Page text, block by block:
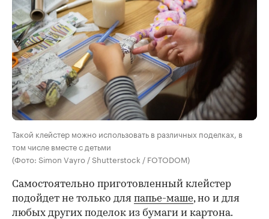
Такой клейстер можно использовать в различных поделках, в
том числе вместе с детьми
(Фото: Simon Vayro / Shutterstock / FOTODOM)
Самостоятельно приготовленный клейстер
подойдет не только для папье-маше, но и для
любых других поделок из бумаги и картона.